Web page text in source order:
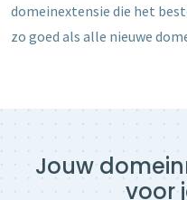
domeinextensie die het
zo goed als alle nieuwe
Jouw
voor